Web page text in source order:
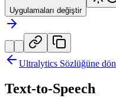
Uygulamaları değiştir
Ultralytics Sözlüğüne dön
Text-to-Speech